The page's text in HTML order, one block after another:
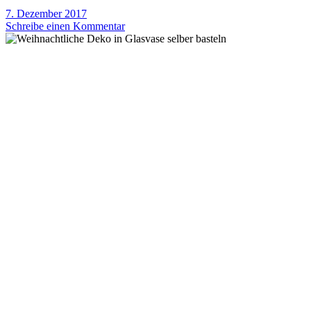
7. Dezember 2017
Schreibe einen Kommentar